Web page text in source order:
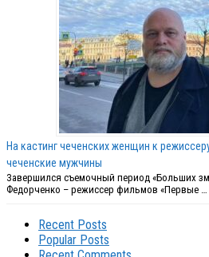
На кастинг чеченских женщин к
чеченские мужчины
Завершился съемочный период «Больших
Федорченко – режиссер фильмов «Первые …
Recent Posts
Popular Posts